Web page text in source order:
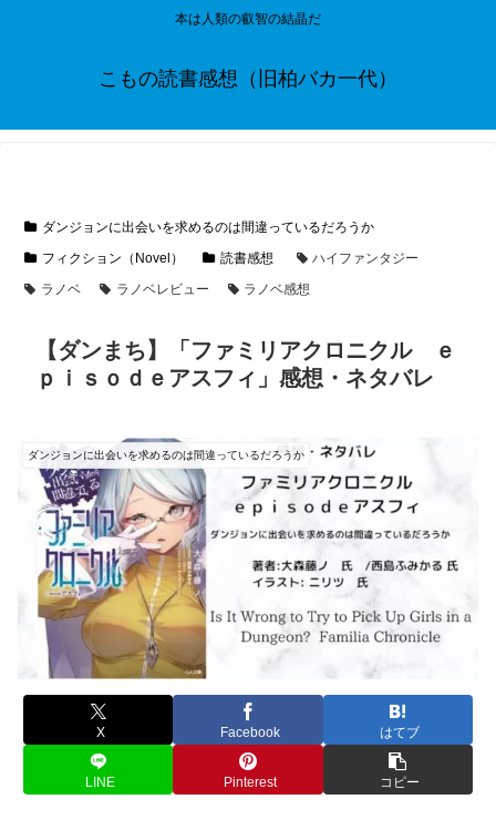
本は人類の叡智の結晶だ
こもの読書感想（旧柏バカ一代）
ダンジョンに出会いを求めるのは間違っているだろうか
フィクション（Novel）
読書感想
ハイファンタジー
ラノベ
ラノベレビュー ラノベ感想
【ダンまち】「ファミリアクロニクル ｅ
ｐｉｓｏｄｅアスフィ」感想・ネタバレ
ダンジョンに出会いを求めるのは間違っているだろうか
X Facebook はてブ
LINE Pinterest コピー